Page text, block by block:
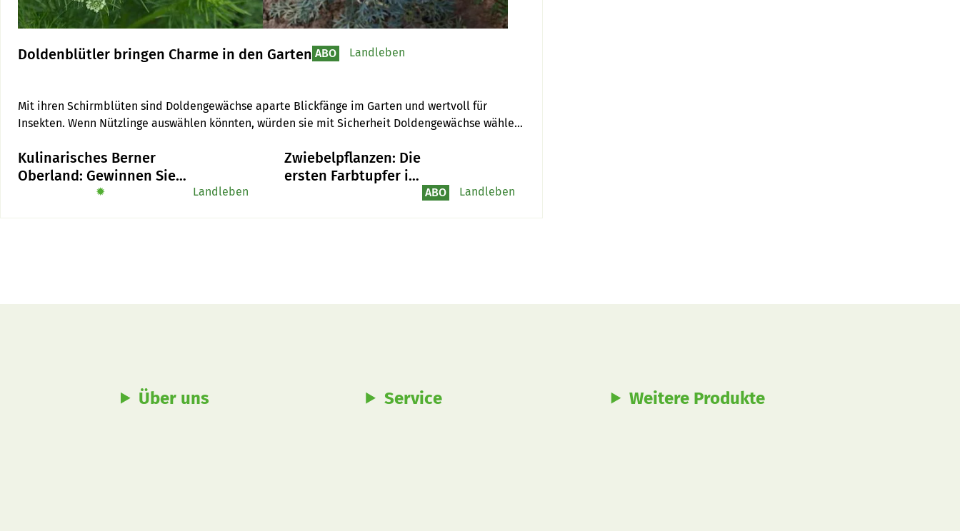
Doldenblütler bringen Charme in den Garten
Mit ihren Schirmblüten sind Doldengewächse aparte Blickfänge im Garten und wertvoll für
Insekten. Wenn Nützlinge auswählen könnten, würden sie mit Sicherheit Doldengewächse wählen,
ABO Landleben
Kulinarisches Berner
Oberland: Gewinnen Sie
das Buch «Alpe-Chuchi»
✹ Landleben
Zwiebelpflanzen: Die
ersten Farbtupfer im
ABO Landleben
Über uns Service Weitere Produkte